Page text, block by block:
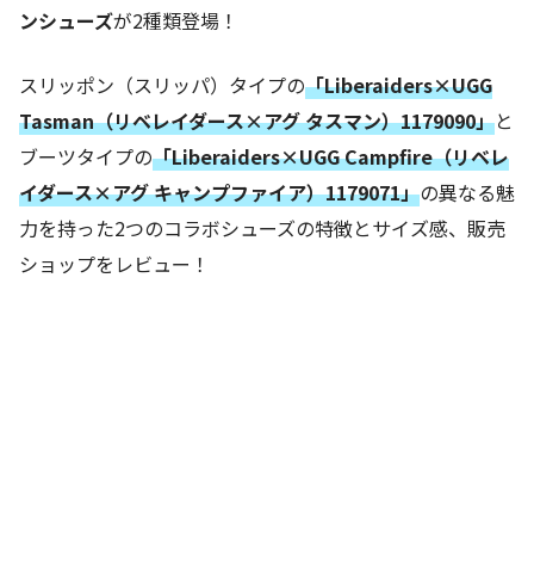
ンシューズが2種類登場！
スリッポン（スリッパ）タイプの「Liberaiders×UGG
Tasman（リベレイダース×アグ タスマン）1179090」と
ブーツタイプの「Liberaiders×UGG Campfire（リベレ
イダース×アグ キャンプファイア）1179071」の異なる魅
力を持った2つのコラボシューズの特徴とサイズ感、販売
ショップをレビュー！